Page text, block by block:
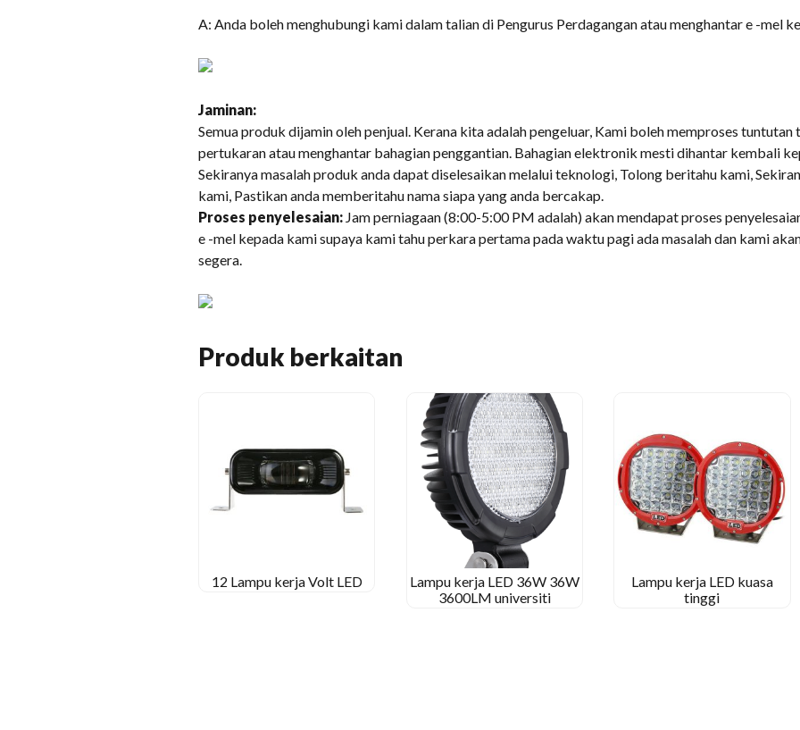
A: Anda boleh menghubungi kami dalam talian di Pengurus Perdagangan atau menghantar e -mel
Jaminan:
Semua produk dijamin oleh penjual. Kerana kita adalah pengeluar, Kami boleh memproses
pertukaran atau menghantar bahagian penggantian. Bahagian elektronik mesti dihantar kembali
Sekiranya masalah produk anda dapat diselesaikan melalui teknologi, Tolong beritahu kami,
kami, Pastikan anda memberitahu nama siapa yang anda bercakap.
Proses penyelesaian: Jam perniagaan (8:00-5:00 PM adalah) akan mendapat proses
e -mel kepada kami supaya kami tahu perkara pertama pada waktu pagi ada masalah dan kami
segera.
Produk berkaitan
12 Lampu kerja Volt LED
Lampu kerja LED 36W 36W
3600LM universiti
Lampu kerja LED kuasa
tinggi